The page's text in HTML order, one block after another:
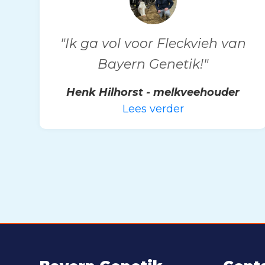
"Ik ga vol voor Fleckvieh van
Bayern Genetik!"
Henk Hilhorst - melkveehouder
Lees verder